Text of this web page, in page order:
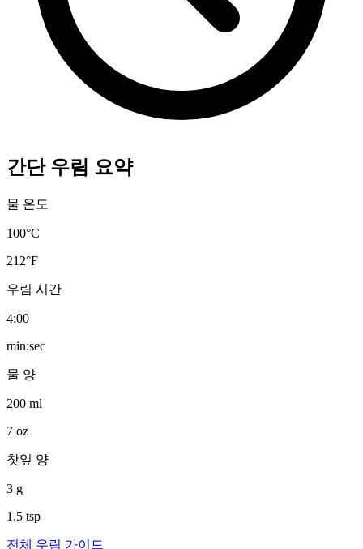
간단 우림 요약
물 온도
100°C
212°F
우림 시간
4:00
min:sec
물 양
200 ml
7 oz
찻잎 양
3 g
1.5 tsp
전체 우림 가이드